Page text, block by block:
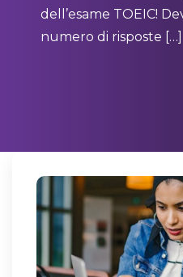
dell’esame TOEIC!
numero di risposte […]